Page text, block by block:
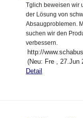
Tglich beweisen wir
der Lösung von
Absaugproblemen.
suchen wir den
verbessern.
http://
(Neu: Fre , 27.Jun
Detail